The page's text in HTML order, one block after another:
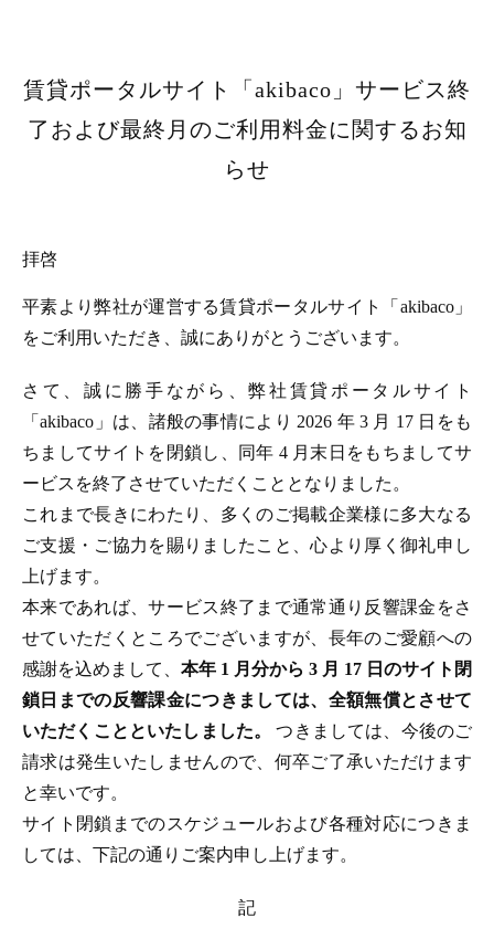
賃貸ポータルサイト「akibaco」サービス終
了および最終月のご利用料金に関するお知
らせ
拝啓
平素より弊社が運営する賃貸ポータルサイト「akibaco」
をご利用いただき、誠にありがとうございます。
さて、誠に勝手ながら、弊社賃貸ポータルサイト
「akibaco」は、諸般の事情により 2026 年 3 月 17 日をも
ちましてサイトを閉鎖し、同年 4 月末日をもちましてサ
ービスを終了させていただくこととなりました。
これまで長きにわたり、多くのご掲載企業様に多大なる
ご支援・ご協力を賜りましたこと、心より厚く御礼申し
上げます。
本来であれば、サービス終了まで通常通り反響課金をさ
せていただくところでございますが、長年のご愛顧への
感謝を込めまして、 本年 1 月分から 3 月 17 日のサイト閉
鎖日までの反響課金につきましては、全額無償とさせて
いただくことといたしました。つきましては、今後のご
請求は発生いたしませんので、何卒ご了承いただけます
と幸いです。
サイト閉鎖までのスケジュールおよび各種対応につきま
しては、下記の通りご案内申し上げます。
記